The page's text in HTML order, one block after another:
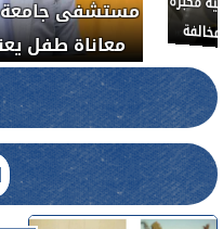
مستشفى جامعة
معاناة طفل